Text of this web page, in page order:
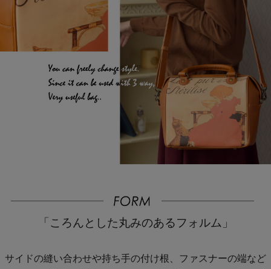
「ころんとした丸みのあるフォルム」
サイドの縫い合わせや持ち手の付け根、ファスナーの端など